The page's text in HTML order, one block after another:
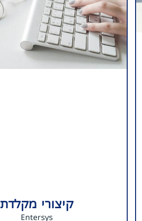
קיצורי מקלדת
Entersys